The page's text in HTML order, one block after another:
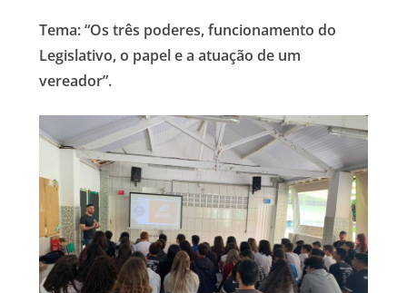
Tema: “Os três poderes, funcionamento do
Legislativo, o papel e a atuação de um
vereador”.